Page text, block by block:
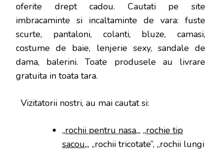
oferite drept cadou. Cautati pe site
imbracaminte si incaltaminte de vara: fuste
scurte, pantaloni, colanti, bluze, camasi,
costume de baie, lenjerie sexy, sandale de
dama, balerini. Toate produsele au livrare
gratuita in toata tara.
Vizitatorii nostri, au mai cautat si:
„rochii pentru nasa„, „rochie tip
sacou„, „rochii tricotate”, „rochii lungi